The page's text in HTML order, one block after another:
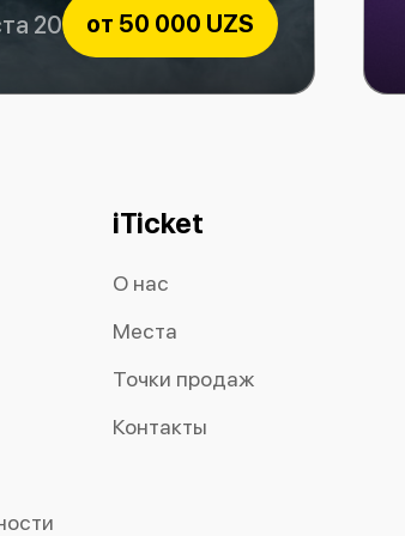
от 50 000 UZS
2026
iTicket
О нас
Места
Точки продаж
Контакты